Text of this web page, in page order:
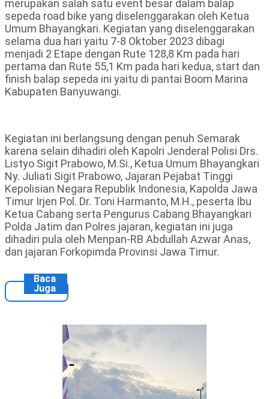
merupakan salah satu event besar dalam balap
sepeda road bike yang diselenggarakan oleh Ketua
Umum Bhayangkari. Kegiatan yang diselenggarakan
selama dua hari yaitu 7-8 Oktober 2023 dibagi
menjadi 2 Etape dengan Rute 128,8 Km pada hari
pertama dan Rute 55,1 Km pada hari kedua, start dan
finish balap sepeda ini yaitu di pantai Boom Marina
Kabupaten Banyuwangi.
Kegiatan ini berlangsung dengan penuh Semarak
karena selain dihadiri oleh Kapolri Jenderal Polisi Drs.
Listyo Sigit Prabowo, M.Si., Ketua Umum Bhayangkari
Ny. Juliati Sigit Prabowo, Jajaran Pejabat Tinggi
Kepolisian Negara Republik Indonesia, Kapolda Jawa
Timur Irjen Pol. Dr. Toni Harmanto, M.H., peserta Ibu
Ketua Cabang serta Pengurus Cabang Bhayangkari
Polda Jatim dan Polres jajaran, kegiatan ini juga
dihadiri pula oleh Menpan-RB Abdullah Azwar Anas,
dan jajaran Forkopimda Provinsi Jawa Timur.
Baca
Juga